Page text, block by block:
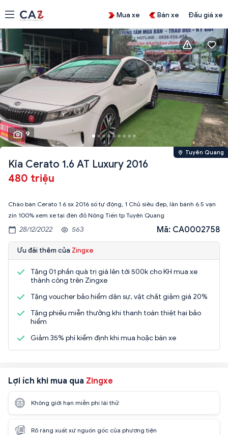
Mua xe Bán xe Đấu giá xe
9
Tuyên Quang
Kia Cerato 1.6 AT Luxury 2016
480 triệu
Chào bán Cerato 1.6 sx 2016 số tự động, 1 Chủ siêu đẹp, lăn bánh 6.5 vạn
zin 100% xem xe tại đèn đỏ Nông Tiến tp Tuyên Quang
28/12/2022 563 Mã: CA0002758
Ưu đãi thêm của Zingxe
Tặng 01 phần quà trị giá lên tới 500k cho KH mua xe
thành công trên Zingxe
Tặng voucher bảo hiểm dân sự, vật chất giảm giá 20%
Tặng phiếu miễn thưởng khi thanh toán thiệt hại bảo
hiểm
Giảm 35% phí kiểm định khi mua hoặc bán xe
Lợi ích khi mua qua Zingxe
Không giới hạn miễn phí lái thử
Rõ ràng xuất xứ nguồn gốc của phương tiện